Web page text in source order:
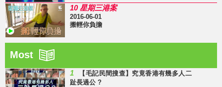
10 星期三港案
2016-06-01
搬輕你負擔
Most
1
【毛記民間搜查】究竟香港有幾多人二
趾長過公 ?